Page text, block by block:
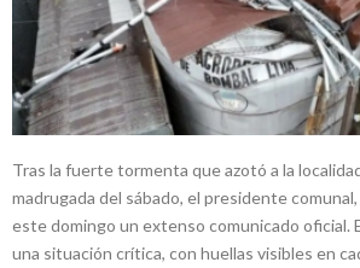
Tras la fuerte tormenta que azotó a la
madrugada del sábado, el presidente
este domingo un extenso comunicado oficial.
una situación crítica, con huellas visibles en